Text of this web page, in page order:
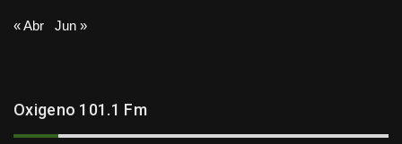
« Abr Jun »
Oxigeno 101.1 Fm